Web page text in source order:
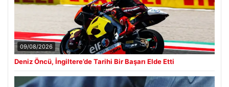
09/08/2026
Deniz Öncü, İngiltere’de Tarihi Bir Başarı Elde Etti